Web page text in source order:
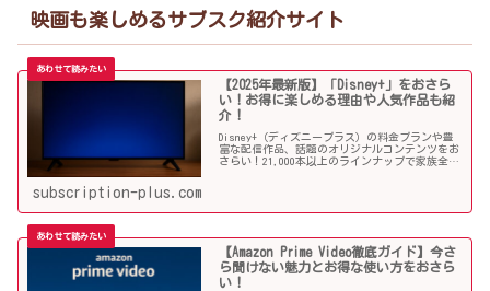
映画も楽しめるサブスク紹介サイト
【2025年最新版】「Disney+」をおさら
い！お得に楽しめる理由や人気作品も紹
介！
Disney+（ディズニープラス）の料金プランや豊
富な配信作品、話題のオリジナルコンテンツをお
さらい！21,000本以上のラインナップで家族全員
subscription-plus.com
【Amazon Prime Video徹底ガイド】今さ
ら聞けない魅力とお得な使い方をおさら
い！